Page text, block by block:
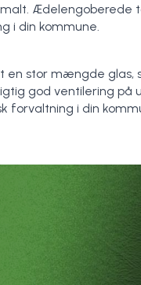
Ædelengoberede
i din kommune.
en stor mængde
god ventilering på
forvaltning i din